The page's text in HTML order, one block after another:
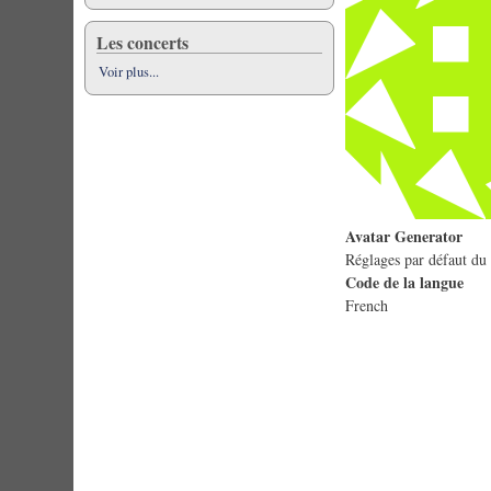
Avatar Generator
Réglages par défaut du
Code de la langue
French
Les concerts
Voir plus...